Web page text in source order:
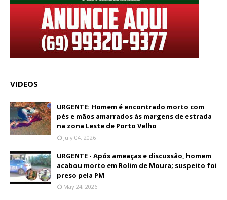
VIDEOS
URGENTE: Homem é encontrado morto com
pés e mãos amarrados às margens de estrada
na zona Leste de Porto Velho
July 04, 2026
URGENTE - Após ameaças e discussão, homem
acabou morto em Rolim de Moura; suspeito foi
preso pela PM
May 24, 2026